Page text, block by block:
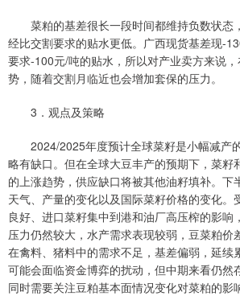
菜粕的基差很长一段时间都维持负数状态
经比交割要求的贴水更低。广西现货基差现-
要求-100元/吨的贴水，所以对产业卖方来说
势，随着交割月临近也会增加套保的压力。
3．观点及策略
2024/2025年度预计全球菜籽是小幅减产
略有缺口。但在全球大豆丰产的预期下，菜籽
的上涨趋势，供应缺口将被其他油籽填补。下
天气、产量的变化以及国际菜籽价格的变化。
良好、进口菜籽集中到港和油厂高压榨的影响
压力仍然较大，水产需求表现较弱，豆菜粕价
在禽料、猪料中的需求不足，基差偏弱，延续
可能会面临资金博弈的扰动，但中期来看仍然
同时需要关注豆粕基本面情况变化对菜粕的影